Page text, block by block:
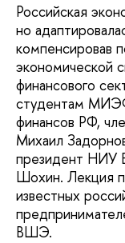
Российская
но
компенсировав
экономической
финансового
студентам
финансов РФ,
Михаил
президент НИУ
Шохин. Лекция
известных
ВШЭ.